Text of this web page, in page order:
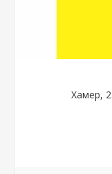
Хамер,